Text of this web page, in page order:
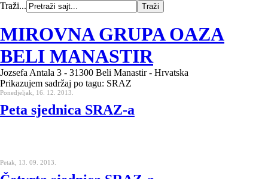
Traži...
MIROVNA GRUPA OAZA
BELI MANASTIR
Jozsefa Antala 3 - 31300 Beli Manastir - Hrvatska
Prikazujem sadržaj po tagu: SRAZ
Ponedjeljak, 16. 12. 2013.
Peta sjednica SRAZ-a
Petak, 13. 09. 2013.